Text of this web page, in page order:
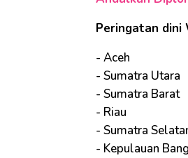
Peringatan dini
- Aceh
- Sumatra Utara
- Sumatra Barat
- Riau
- Sumatra
- Kepulauan